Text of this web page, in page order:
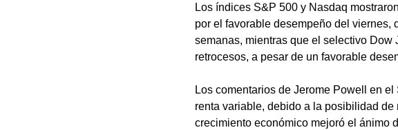
Los índices S&P 500 y Nasdaq
por el favorable desempeño del viernes,
semanas, mientras que el selectivo
retrocesos, a pesar de un favorable
Los comentarios de Jerome Powell en
renta variable, debido a la posibilidad de
crecimiento económico mejoró el ánimo